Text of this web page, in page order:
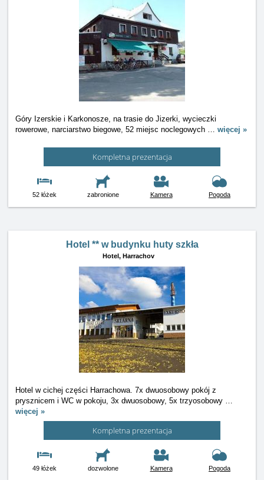
Góry Izerskie i Karkonosze, na trasie do Jizerki, wycieczki
rowerowe, narciarstwo biegowe, 52 miejsc noclegowych … więcej »
Kompletna prezentacja
52 łóżek zabronione Kamera Pogoda
Hotel ** w budynku huty szkła
Hotel, Harrachov
Hotel w cichej części Harrachowa. 7x dwuosobowy pokój z
prysznicem i WC w pokoju, 3x dwuosobowy, 5x trzyosobowy …
więcej »
Kompletna prezentacja
49 łóżek dozwolone Kamera Pogoda